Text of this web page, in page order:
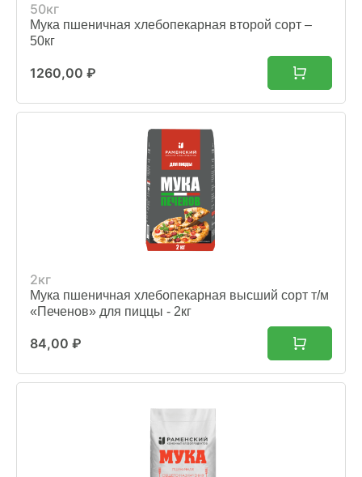
50кг
Мука пшеничная хлебопекарная второй сорт –
50кг
1260,00 ₽
2кг
Мука пшеничная хлебопекарная высший сорт т/м
«Печенов» для пиццы - 2кг
84,00 ₽